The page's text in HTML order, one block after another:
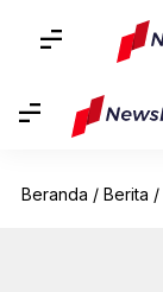
Beranda / Berita /